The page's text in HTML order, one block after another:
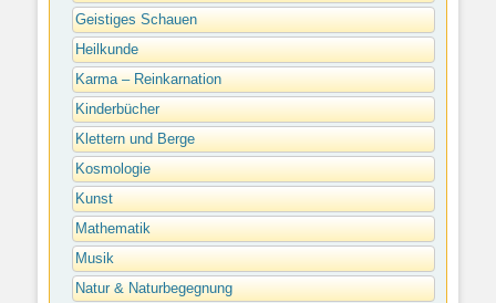
Geistiges Schauen
Heilkunde
Karma – Reinkarnation
Kinderbücher
Klettern und Berge
Kosmologie
Kunst
Mathematik
Musik
Natur & Naturbegegnung